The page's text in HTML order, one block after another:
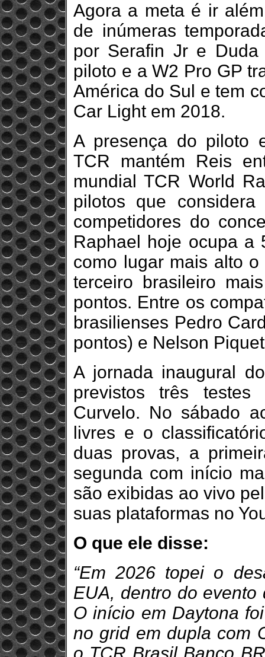
Agora a meta é ir
de inúmeras
por Serafin Jr e
piloto e a W2 Pro GP
América do Sul e tem
Car Light em 2018.
A presença do piloto
TCR mantém Reis
mundial TCR World
pilotos que
competidores do
Raphael hoje ocupa a
como lugar mais alto
terceiro brasileiro
pontos. Entre os
brasilienses Pedro
pontos) e Nelson
A jornada inaugural
previstos três testes
Curvelo. No sábado
livres e o
duas provas, a
segunda com início
são exibidas ao vivo
suas plataformas no
O que ele disse:
“Em 2026 topei o
EUA, dentro do
O início em Daytona
no grid em dupla com